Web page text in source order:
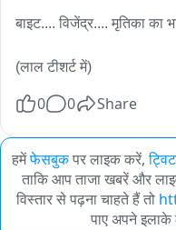
बाइट.... विजेंद्र.... मृतिका का
0 0 Share
हमेंफेसबुकपर लाइक करें,
ताकि आप ताजा खबरें और
विस्तार से पढ़ना चाहते हैं तो
पाए अपने इलाके